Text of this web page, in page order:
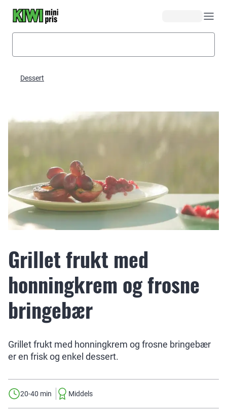
Dessert
Grillet frukt med
honningkrem og frosne
bringebær
Grillet frukt med honningkrem og frosne bringebær
er en frisk og enkel dessert.
20-40 min Middels